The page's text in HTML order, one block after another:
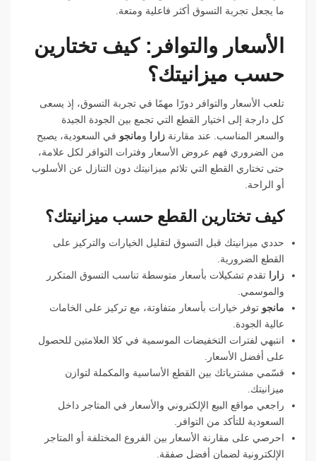
ما يجعل تجربة التسوق أكثر فاعلية ومتعة.
الأسعار والتوافر: كيف تختارين
حسب ميزانيتك؟
تلعب الأسعار والتوافر دورًا مهمًا في تجربة التسوق، إذ يسعى
كل دارجة إلى اختيار القطع التي تجمع بين الجودة الجيدة
والسعر المناسب. عند مقارنة زارا ومانجو في السعودية، يصبح
من الضروري فهم عروض الأسعار وفترات التوافر لكل علامة،
حتى تختاري القطع التي تلائم ميزانيتك دون التنازل عن الأسلوب
أو الراحة.
كيف تختارين القطع حسب ميزانيتك؟
حددي ميزانيتك قبل التسوق لتقليل الخيارات والتركيز على
القطع الضرورية.
زارا
تقدم تشكيلات بأسعار متوسطة تناسب التسوق المتكرر
والموسمي.
مانجو توفر خيارات بأسعار متفاوتة، مع تركيز على الخامات
عالية الجودة.
انتبهي لفترات التخفيضات الموسمية في كلا العلامتين للحصول
على أفضل الأسعار.
قسّمي مشترياتك بين القطع الأساسية والمكملة لتوازن
ميزانيتك.
راجعي مواقع البيع الإلكتروني والأسعار في المتاجر داخل
السعودية للتأكد من التوافر.
احرصي على مقارنة الأسعار بين الفروع المختلفة أو المتاجر
الإلكترونية لضمان أفضل صفقة.